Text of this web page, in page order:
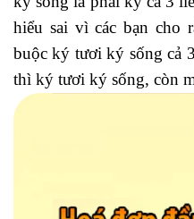
hiểu sai vì các bạn cho
buộc ký tươi ký sống cả
thì ký tươi ký sống, còn